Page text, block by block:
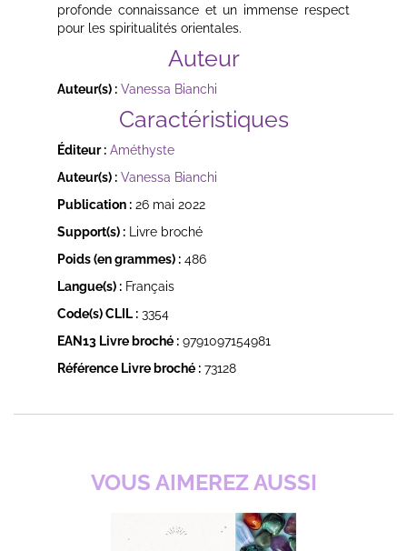
profonde connaissance et un immense respect
pour les spiritualités orientales.
Auteur
Auteur(s) : Vanessa Bianchi
Caractéristiques
Éditeur : Améthyste
Auteur(s) : Vanessa Bianchi
Publication :26 mai 2022
Support(s) :Livre broché
Poids (en grammes) :486
Langue(s) :Français
Code(s) CLIL :3354
EAN13 Livre broché :9791097154981
Référence Livre broché :73128
VOUS AIMEREZ AUSSI